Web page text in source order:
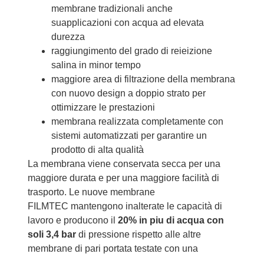
membrane tradizionali anche
suapplicazioni con acquaad elevata
durezza
raggiungimento del grado di reieizione
salina in minor tempo
maggiore area di filtrazione della membrana
con nuovo design a doppio strato per
ottimizzare le prestazioni
membrana realizzata completamentecon
sistemi automatizzati per garantire un
prodotto di alta qualità
La membrana viene conservata secca per una
maggiore durata e per una maggiore facilità di
trasporto. Le nuove membrane
FILMTEC mantengono inalterate le capacità di
lavoro e producono il 20% in piu di acqua con
soli 3,4 bardi pressione rispetto alle altre
membrane di pari portata testate con una